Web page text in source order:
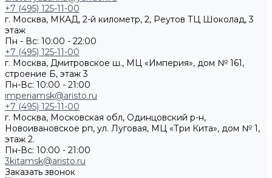
+7 (495) 125-11-00
г. Москва, МКАД, 2-й километр, 2, Реутов ТЦ Шоколад, 3
этаж
Пн - Вс: 10:00 - 22:00
+7 (495) 125-11-00
г. Москва, Дмитровское ш., МЦ «Империя», дом № 161,
строение Б, этаж 3
Пн-Вс: 10:00 - 21:00
imperiamsk@aristo.ru
+7 (495) 125-11-00
г. Москва, Московская обл, Одинцовский р-н,
Новоивановское рп, ул. Луговая, МЦ «Три Кита», дом № 1,
этаж 2.
Пн-Вс: 10:00 - 21:00
3kitamsk@aristo.ru
Заказать звонок